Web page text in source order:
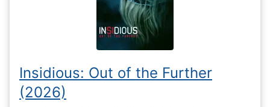
Insidious: Out of the Further
(2026)